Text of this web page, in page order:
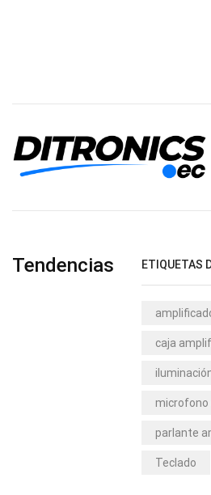
Tendencias ETIQUETAS
caja
microfono
parlante
Teclado